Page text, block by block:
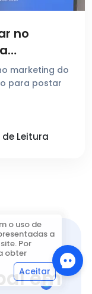
no
marketing do
para postar
Leitura
em
o uso de
a
Por
obter
Aceitar